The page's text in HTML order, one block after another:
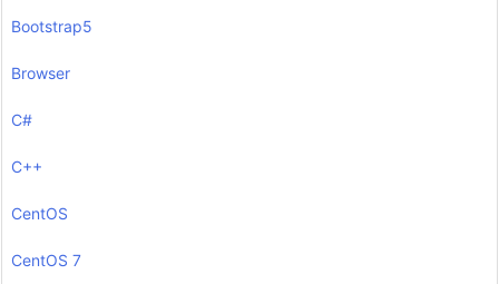
Bootstrap5
Browser
C#
C++
CentOS
CentOS 7